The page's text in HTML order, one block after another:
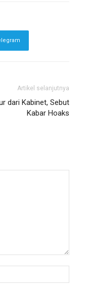
Artikel selanjutnya
dari Kabinet, Sebut
Kabar Hoaks